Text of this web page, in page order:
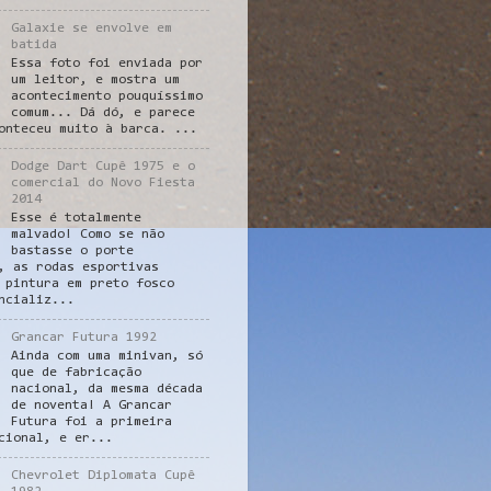
Galaxie se envolve em
batida
Essa foto foi enviada por
um leitor, e mostra um
acontecimento pouquíssimo
comum... Dá dó, e parece
muito à barca. ...
Dodge Dart Cupê 1975 e o
comercial do Novo Fiesta
2014
Esse é totalmente
malvado! Como se não
bastasse o porte
as rodas esportivas
em preto fosco
Grancar Futura 1992
Ainda com uma minivan, só
que de fabricação
nacional, da mesma década
de noventa! A Grancar
Futura foi a primeira
e er...
Chevrolet Diplomata Cupê